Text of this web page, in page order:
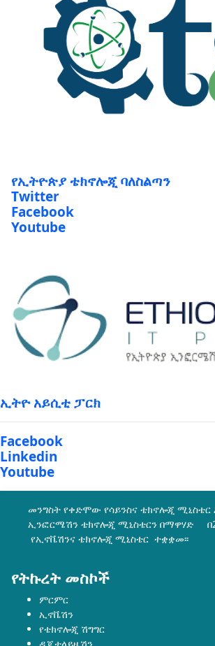
የኢትዮጵያ ቴክኖሎጂ ባለስልጣን
Twitter
Facebook
Youtube
ኢትዮ አይሲቲ ፓርክ
Facebook
Linkedin
Youtube
መንግስት የቀድሞው የሳይንስና ቴክኖሎጂ ሚኒስቴር
ኢንፎርሜሽን ቴክኖሎጂ ሚኒስቴርን በማዋሃድ
የኢኖቬሽንና ቴክኖሎጂ ሚኒስቴር ተቋቋመ፡፡
የትኩረት መስኮች
ምርምር
ኢኖቬሽን
የቴክኖሎጂ ሽግግር